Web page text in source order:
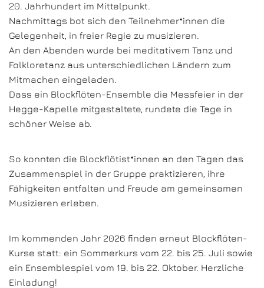
20. Jahrhundert im Mittelpunkt.
Nachmittags bot sich den Teilnehmer*innen die
Gelegenheit, in freier Regie zu musizieren.
An den Abenden wurde bei meditativem Tanz und
Folkloretanz aus unterschiedlichen Ländern zum
Mitmachen eingeladen.
Dass ein Blockflöten-Ensemble die Messfeier in der
Hegge-Kapelle mitgestaltete, rundete die Tage in
schöner Weise ab.
So konnten die Blockflötist*innen an den Tagen das
Zusammenspiel in der Gruppe praktizieren, ihre
Fähigkeiten entfalten und Freude am gemeinsamen
Musizieren erleben.
Im kommenden Jahr 2026 finden erneut Blockflöten-
Kurse statt: ein Sommerkurs vom 22. bis 25. Juli sowie
ein Ensemblespiel vom 19. bis 22. Oktober. Herzliche
Einladung!